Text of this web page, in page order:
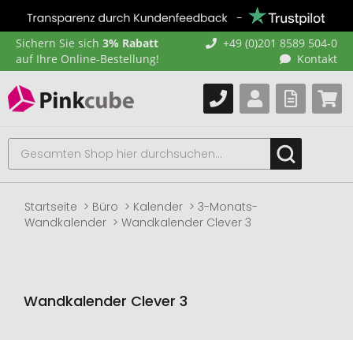
Sichern Sie sich 3% Rabatt
auf Ihre Online-Bestellung!
+49 (0)201 8589 504-0
Kontakt
Startseite Büro Kalender
3-Monats-
Wandkalender
Wandkalender Clever 3
Wandkalender Clever 3